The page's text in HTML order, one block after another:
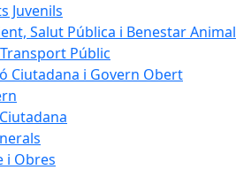
Juvenils
Salut Pública i Benestar Animal
Públic
Ciutadana i Govern Obert
i Obres